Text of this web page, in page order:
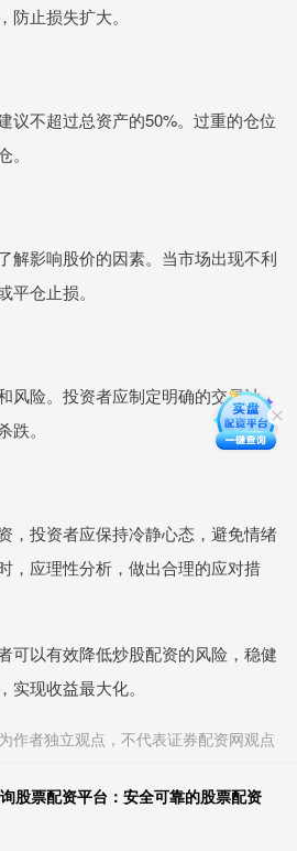
止损失扩大。
议不超过总资产的50%。过重的仓位
解影响股价的因素。当市场出现不利
仓止损。
风险。投资者应制定明确的交易计
。
，投资者应保持冷静心态，避免情绪
，应理性分析，做出合理的应对措
可以有效降低炒股配资的风险，稳健
现收益最大化。
作者独立观点，不代表证券配资网观点
股票配资平台：安全可靠的股票配资